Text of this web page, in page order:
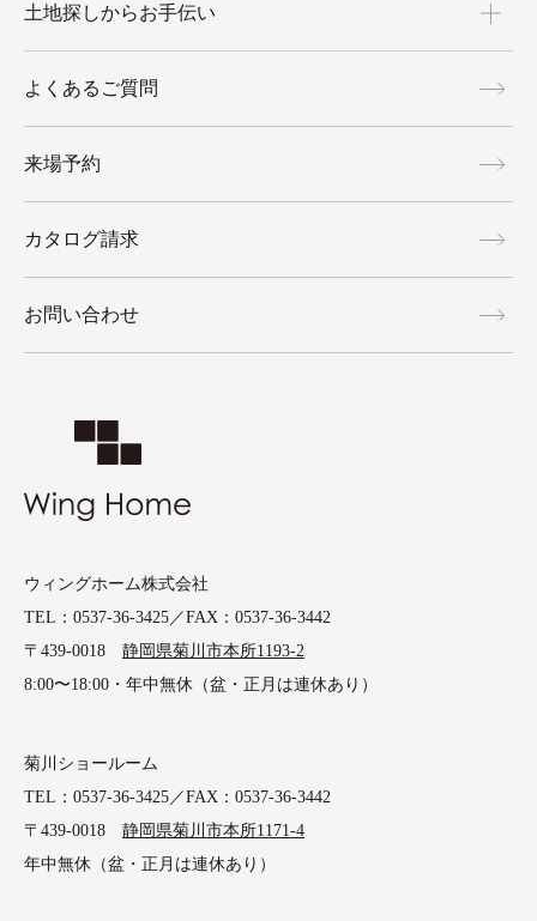
ウィングホーム株式会社
TEL：0537-36-3425／FAX：0537-36-3442
〒439-0018 静岡県菊川市本所1193-2
8:00〜18:00・年中無休（盆・正月は連休あり）
菊川ショールーム
TEL：0537-36-3425／FAX：0537-36-3442
〒439-0018 静岡県菊川市本所1171-4
年中無休（盆・正月は連休あり）
土地探しからお手伝い
よくあるご質問
来場予約
カタログ請求
お問い合わせ